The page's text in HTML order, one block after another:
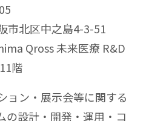
市北区中之島4-3-51
Qross 未来医療 R&D
階
ョン・展示会等に関する
の設計・開発・運用・コ